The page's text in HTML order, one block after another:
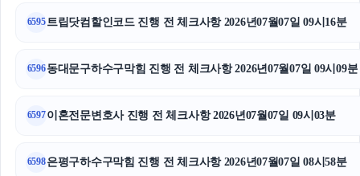
대구이혼전문변호사
6595트립닷컴할인코드 진행 전 체크사항 2026년07월07일 09시16분
6596동대문구하수구막힘 진행 전 체크사항 2026년07월07일 09시09분
6597이혼전문변호사 진행 전 체크사항 2026년07월07일 09시03분
6598은평구하수구막힘 진행 전 체크사항 2026년07월07일 08시58분